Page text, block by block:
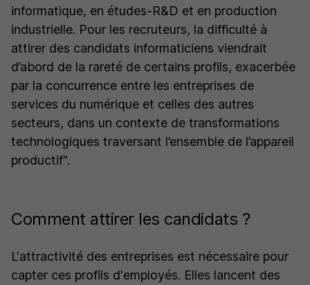
informatique, en études-R&D et en production
industrielle. Pour les recruteurs, la difficulté à
attirer des candidats informaticiens viendrait
d’abord de la rareté de certains profils, exacerbée
par la concurrence entre les entreprises de
services du numérique et celles des autres
secteurs, dans un contexte de transformations
technologiques traversant l’ensemble de l’appareil
productif".
Comment attirer les candidats ?
L'attractivité des entreprises est nécessaire pour
capter ces profils d'employés. Elles lancent des